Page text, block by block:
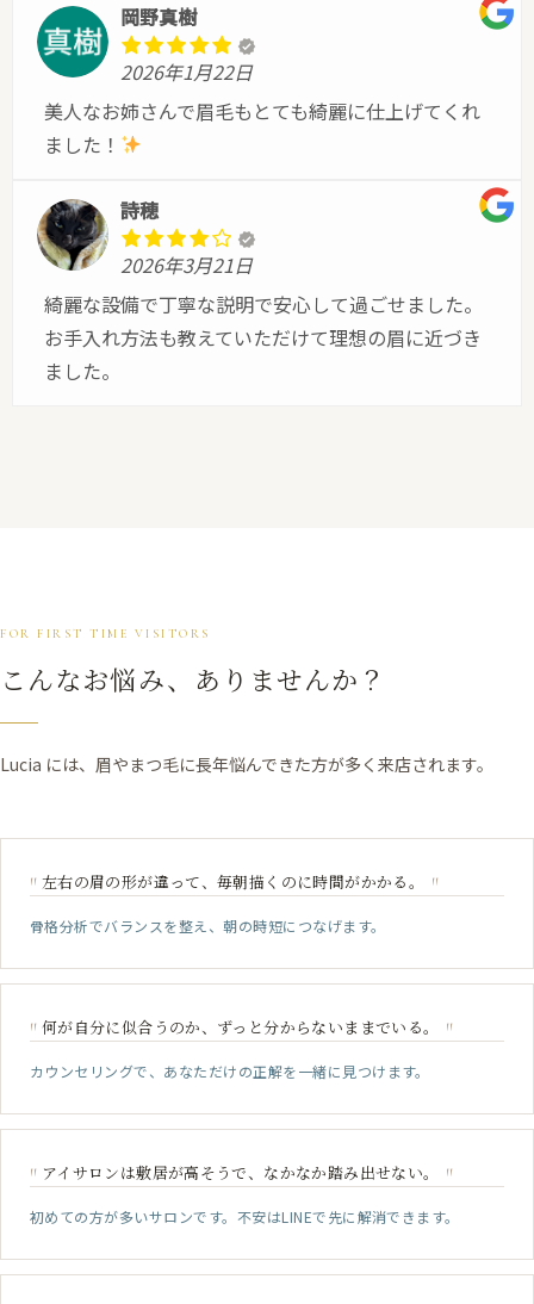
岡野真樹
2026年1月22日
美人なお姉さんで眉毛もとても綺麗に仕上げてくれ
ました！
詩穂
2026年3月21日
綺麗な設備で丁寧な説明で安心して過ごせました。
お手入れ方法も教えていただけて理想の眉に近づき
ました。
FOR FIRST TIME VISITORS
こんなお悩み、ありませんか？
Lucia には、眉やまつ毛に長年悩んできた方が多く来店されます。
" 左右の眉の形が違って、毎朝描くのに時間がかかる。 "
骨格分析でバランスを整え、朝の時短につなげます。
" 何が自分に似合うのか、ずっと分からないままでいる。 "
カウンセリングで、あなただけの正解を一緒に見つけます。
" アイサロンは敷居が高そうで、なかなか踏み出せない。 "
初めての方が多いサロンです。不安はLINEで先に解消できます。